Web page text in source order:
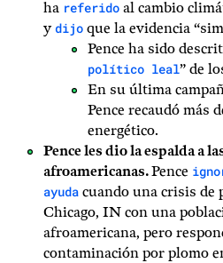
ha referido al cambio
ydijo que la evidencia
Pence ha sido
político leal” de
En su última
Pence recaudó más
energético.
Pence les dio la espalda a
afroamericanas.Pence
ayuda cuando una crisis de
Chicago, IN con una
afroamericana, pero
contaminación por plomo